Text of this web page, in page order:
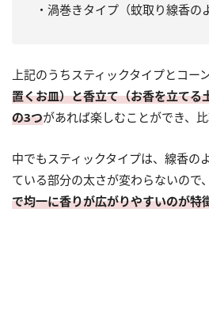
・渦巻きタイプ（蚊取り線香の
上記のうちスティックタイプとコー
置くお皿）と香立て（お香を立てる
の3つがあれば楽しむことができ、
中でもスティックタイプは、線香の
ている部分の太さが変わらないので、
で均一に香りが広がりやすいのが特